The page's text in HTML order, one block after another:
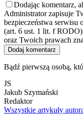
Dodając komentarz,
Administrator zapisuje
bezpieczeństwa serwisu
(art. 6 ust. 1 lit. f
oraz Twoich prawach
Dodaj komentarz
Bądź pierwszą osobą,
JS
Jakub Szymański
Redaktor
Wszystkie artykuły